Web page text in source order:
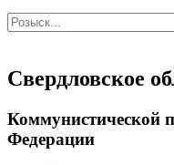
Свердловское
Коммунистической
Федерации